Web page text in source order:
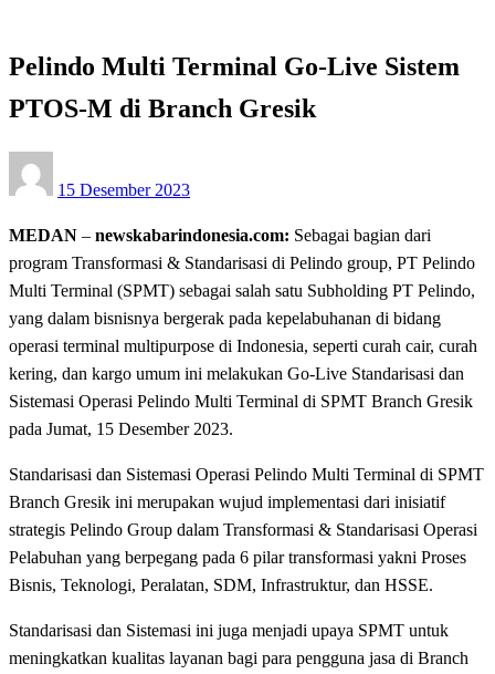
Pelindo Multi Terminal Go-Live Sistem
PTOS-M di Branch Gresik
on
15 Desember 2023
MEDAN – newskabarindonesia.com: Sebagai bagian dari
program Transformasi & Standarisasi di Pelindo group, PT Pelindo
Multi Terminal (SPMT) sebagai salah satu Subholding PT Pelindo,
yang dalam bisnisnya bergerak pada kepelabuhanan di bidang
operasi terminal multipurpose di Indonesia, seperti curah cair, curah
kering, dan kargo umum ini melakukan Go-Live Standarisasi dan
Sistemasi Operasi Pelindo Multi Terminal di SPMT Branch Gresik
pada Jumat, 15 Desember 2023.
Standarisasi dan Sistemasi Operasi Pelindo Multi Terminal di SPMT
Branch Gresik ini merupakan wujud implementasi dari inisiatif
strategis Pelindo Group dalam Transformasi & Standarisasi Operasi
Pelabuhan yang berpegang pada 6 pilar transformasi yakni Proses
Bisnis, Teknologi, Peralatan, SDM, Infrastruktur, dan HSSE.
Standarisasi dan Sistemasi ini juga menjadi upaya SPMT untuk
meningkatkan kualitas layanan bagi para pengguna jasa di Branch